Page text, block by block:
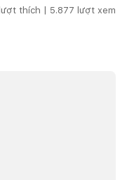
lượt thích | 5.877 lượt xem